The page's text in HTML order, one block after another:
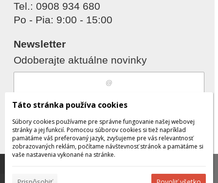
Tel.: 0908 934 680
Po - Pia: 9:00 - 15:00
Newsletter
Odoberajte aktuálne novinky
Súhlasím sspracovaním osobných
údajov
Odobrať Pridať
pomáhajú poskytovať služby. Používaním našich služieb
✖
Táto stránka používa cookies
Súbory cookies používame pre správne fungovanie našej webovej
stránky a jej funkcií. Pomocou súborov cookies si tiež napríklad
pamätáme váš preferovaný jazyk, zvyšujeme pre vás relevantnosť
zobrazovaných reklám, počítame návštevnosť stránok a pamätáme si
vaše nastavenia vykonané na stránke.